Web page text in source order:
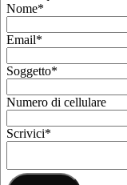
Nome*
Email*
Soggetto*
Numero di cellulare
Scrivici*